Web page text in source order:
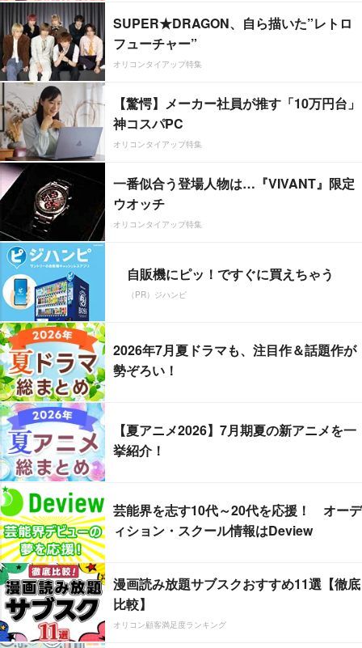
SUPER★DRAGON、自ら描いた”レトロ
フューチャー”
オリコンタイアップ特集
【驚愕】メーカー社員が推す「10万円台」
神コスパPC
オリコンタイアップ特集
一番似合う登場人物は…『VIVANT』限定
ウオッチ
オリコンタイアップ特集
自販機にピッ！ですぐに買えちゃう
（PR）ジハンピ
2026年7月夏ドラマも、注目作＆話題作が
勢ぞろい！
【夏アニメ2026】7月期夏の新アニメを一
挙紹介！
芸能界を志す10代～20代を応援！ オーデ
ィション・スクール情報はDeview
漫画読み放題サブスクおすすめ11選【徹底
比較】
オリコン顧客満足度ランキング